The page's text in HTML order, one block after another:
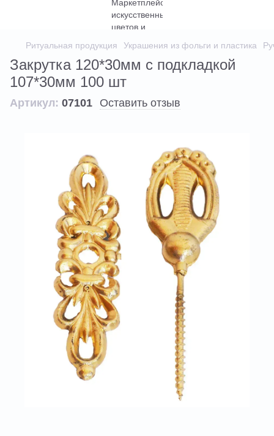
Ритуальная продукция Украшения из фольги и пластика
Закрутка 120*30мм с подкладкой
107*30мм 100 шт
Артикул: 07101 Оставить отзыв